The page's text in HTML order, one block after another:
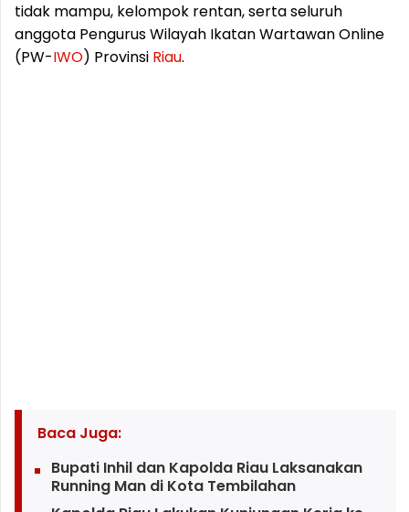
tidak mampu, kelompok rentan, serta seluruh
anggota Pengurus Wilayah Ikatan Wartawan Online
(PW-IWO) Provinsi Riau.
Baca Juga:
Bupati Inhil dan Kapolda Riau Laksanakan
Running Man di Kota Tembilahan